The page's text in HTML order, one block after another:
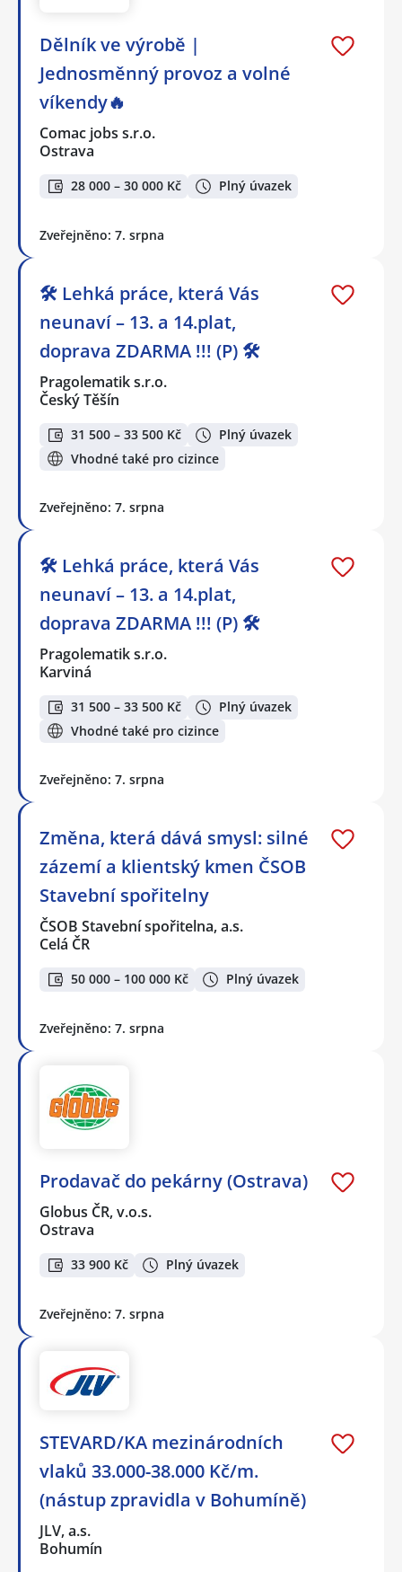
Dělník ve výrobě |
Jednosměnný provoz a volné
víkendy🔥
Comac jobs s.r.o.
Ostrava
28 000 – 30 000 Kč Plný úvazek
Zveřejněno: 7. srpna
🛠️ Lehká práce, která Vás
neunaví – 13. a 14.plat,
doprava ZDARMA !!! (P) 🛠️
Pragolematik s.r.o.
Český Těšín
31 500 – 33 500 Kč
Plný úvazek
Vhodné také pro cizince
Zveřejněno: 7. srpna
🛠️ Lehká práce, která Vás
neunaví – 13. a 14.plat,
doprava ZDARMA !!! (P) 🛠️
Pragolematik s.r.o.
Karviná
31 500 – 33 500 Kč
Plný úvazek
Vhodné také pro cizince
Zveřejněno: 7. srpna
Změna, která dává smysl: silné
zázemí a klientský kmen ČSOB
Stavební spořitelny
ČSOB Stavební spořitelna, a.s.
Celá ČR
50 000 – 100 000 Kč Plný úvazek
Zveřejněno: 7. srpna
Prodavač do pekárny (Ostrava)
Globus ČR, v.o.s.
Ostrava
33 900 Kč Plný úvazek
Zveřejněno: 7. srpna
STEVARD/KA mezinárodních
vlaků 33.000-38.000 Kč/m.
(nástup zpravidla v Bohumíně)
JLV, a.s.
Bohumín